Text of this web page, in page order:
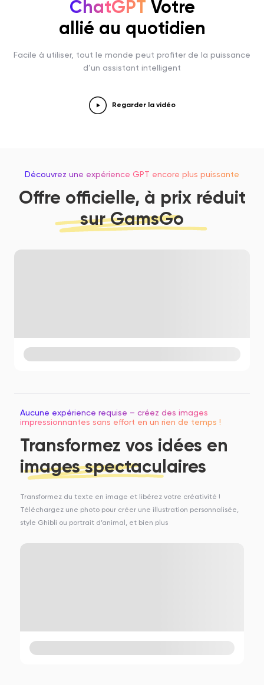
ChatGPT Votre
allié au quotidien
Facile à utiliser, tout le monde peut profiter de la puissance
d’un assistant intelligent
Regarder la vidéo
Découvrez une expérience GPT encore plus puissante
Offre officielle, à prix réduit
sur GamsGo
Aucune expérience requise – créez des images
impressionnantes sans effort en un rien de temps !
Transformez vos idées en
images spectaculaires
Transformez du texte en image et libérez votre créativité !
Téléchargez une photo pour créer une illustration personnalisée,
style Ghibli ou portrait d’animal, et bien plus